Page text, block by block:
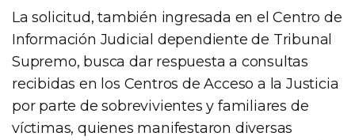
La solicitud, también ingresada en el Centro de
Información Judicial dependiente de Tribunal
Supremo, busca dar respuesta a consultas
recibidas en los Centros de Acceso a la Justicia
por parte de sobrevivientes y familiares de
víctimas, quienes manifestaron diversas